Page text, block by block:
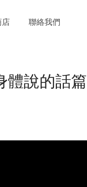
店 聯絡我們
體說的話篇